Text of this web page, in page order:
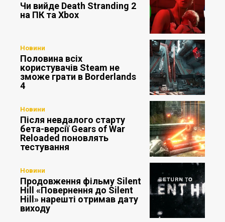
Чи вийде Death Stranding 2
на ПК та Xbox
Новини
Половина всіх
користувачів Steam не
зможе грати в Borderlands
4
Новини
Після невдалого старту
бета-версії Gears of War
Reloaded поновлять
тестування
Новини
Продовження фільму Silent
Hill «Повернення до Silent
Hill» нарешті отримав дату
виходу